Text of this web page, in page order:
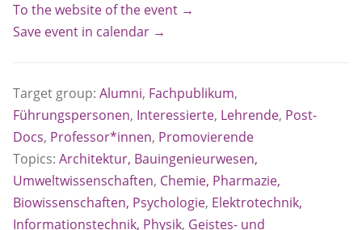
To the website of the event →
Save event in calendar →
Target group: Alumni, Fachpublikum,
Führungspersonen, Interessierte, Lehrende, Post-
Docs, Professor*innen, Promovierende
Topics: Architektur, Bauingenieurwesen,
Umweltwissenschaften, Chemie, Pharmazie,
Biowissenschaften, Psychologie, Elektrotechnik,
Informationstechnik, Physik, Geistes- und